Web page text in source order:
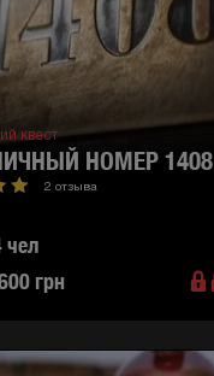
квест
НОМЕР 1408
2 отзыва
чел
грн